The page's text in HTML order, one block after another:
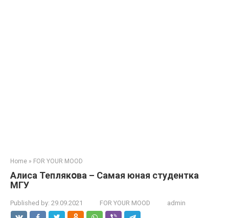
Home » FOR YOUR MOOD
Алиса Теплякօва – Самая юная студентка
МГУ
Published by: 29.09.2021 FOR YOUR MOOD admin